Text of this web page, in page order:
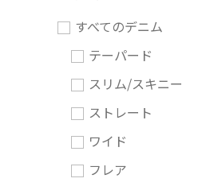
すべてのデニム
テーパード
スリム/スキニー
ストレート
ワイド
フレア